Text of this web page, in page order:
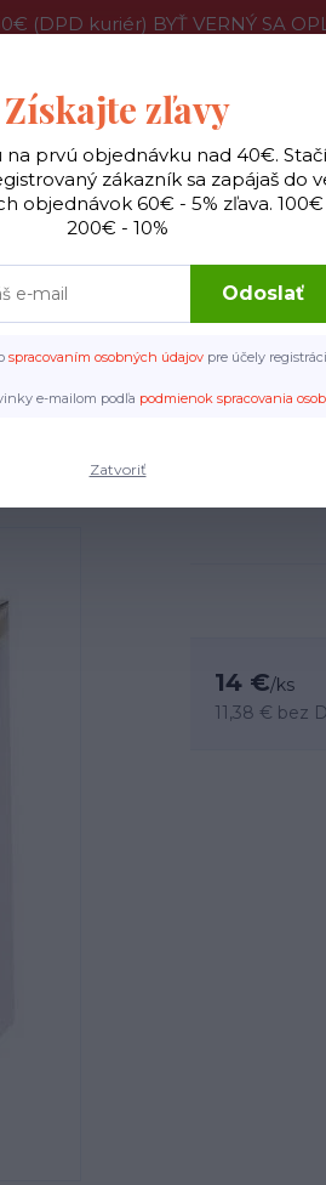
(DPD kuriér) BYŤ VERNÝ SA
Hľadať
Príslušenstvo káva
káva CHemex štvorcové filtre
filtre
14 €/ks
11,38 € bez
Získajte zľavy
na prvú objednávku nad 40€.
zákazník sa zapájaš do
objednávok 60€ - 5% zľava. 100€
200€ - 10%
Odoslať
spracovaním osobných údajov pre účely
e-mailom podľa podmienok spracovania
Zatvoriť